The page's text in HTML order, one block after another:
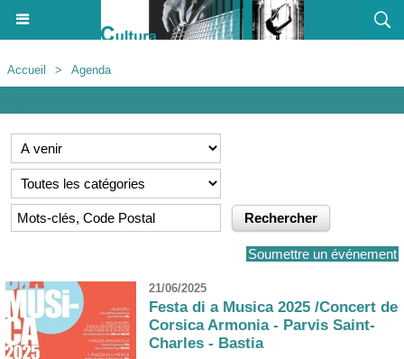
Accueil > Agenda
Soumettre un événement
21/06/2025
Festa di a Musica 2025 /Concert de
Corsica Armonia - Parvis Saint-
Charles - Bastia